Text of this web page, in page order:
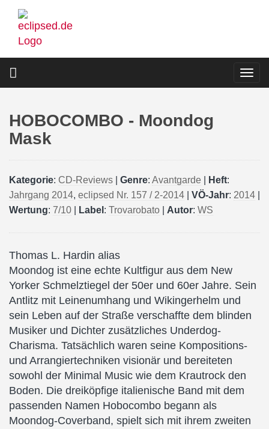
Direkt
zum
Inhalt
HOBOCOMBO - Moondog
Mask
Kategorie: CD-Reviews Genre: Avantgarde Heft:
Jahrgang 2014, eclipsed Nr. 157 / 2-2014 VÖ-Jahr: 2014
Wertung: 7/10 Label : Trovarobato Autor: WS
Thomas L. Hardin alias
Moondog ist eine echte Kultfigur aus dem New
Yorker Schmelztiegel der 50er und 60er Jahre. Sein
Antlitz mit Leinenumhang und Wikingerhelm und
sein Leben auf der Straße verschaffte dem blinden
Musiker und Dichter zusätzliches Underdog-
Charisma. Tatsächlich waren seine Kompositions-
und Arrangiertechniken visionär und bereiteten
sowohl der Minimal Music wie dem Krautrock den
Boden. Die dreiköpfige italienische Band mit dem
passenden Namen Hobocombo begann als
Moondog-Coverband, spielt sich mit ihrem zweiten